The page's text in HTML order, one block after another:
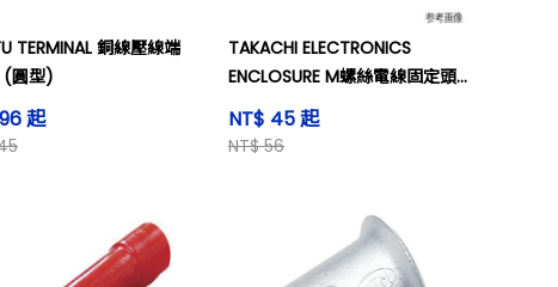
TERMINAL 銅線壓線端
(圓型)
起
TAKACHI ELECTRONICS
ENCLOSURE M螺絲電線固定頭
亮灰色 1個 (RM型)
NT$ 45 起
NT$ 56